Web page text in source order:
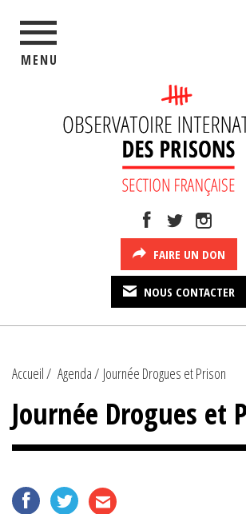
MENU
FAIRE UN DON
NOUS CONTACTER
Accueil Agenda Journée Drogues et Prison
Journée Drogues et